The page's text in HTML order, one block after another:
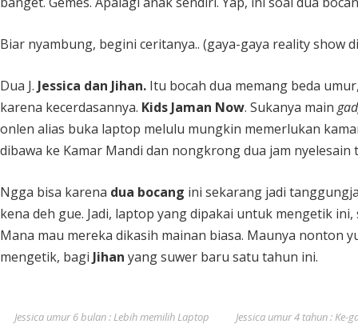
Biar nyambung, begini ceritanya.. (gaya-gaya reality show
Dua J. Jessica dan Jihan. Itu bocah dua memang beda
karena kecerdasannya. Kids Jaman Now. Sukanya main
onlen alias buka laptop melulu mungkin memerlukan
dibawa ke Kamar Mandi dan nongkrong dua jam nyelesain
Ngga bisa karena dua bocang ini sekarang jadi
kena deh gue. Jadi, laptop yang dipakai untuk mengetik
Mana mau mereka dikasih mainan biasa. Maunya nonton
mengetik, bagi Jihan yang suwer baru satu tahun ini.
Jessica umur 6 bulan : Lebih memilih Laptop
Jessica umur 4 tahun : Ke-